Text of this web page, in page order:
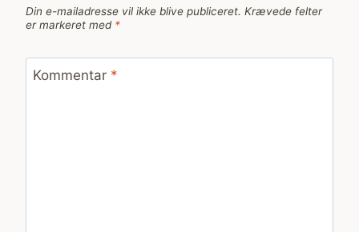
Din e-mailadresse vil ikke blive publiceret. Krævede felter
er markeret med *
Kommentar *